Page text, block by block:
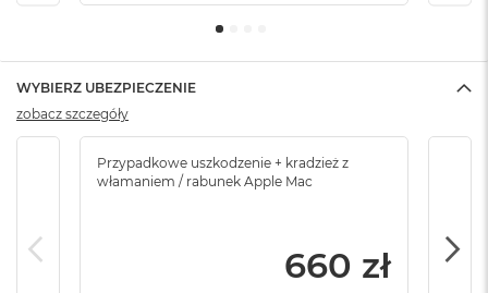
WYBIERZ UBEZPIECZENIE
Przypadkowe uszkodzenie + kradzież z
włamaniem / rabunek Apple Mac
660 zł
zobacz szczegóły